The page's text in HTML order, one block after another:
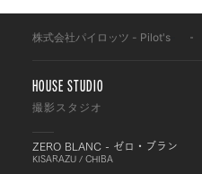
株式会社パイロッツ - Pilot's
HOUSE STUDIO
撮影スタジオ
ZERO BLANC - ゼロ・ブラン
KISARAZU / CHIBA